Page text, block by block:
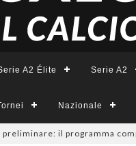
A2 Élite Serie A2
Nazionale
il programma completo